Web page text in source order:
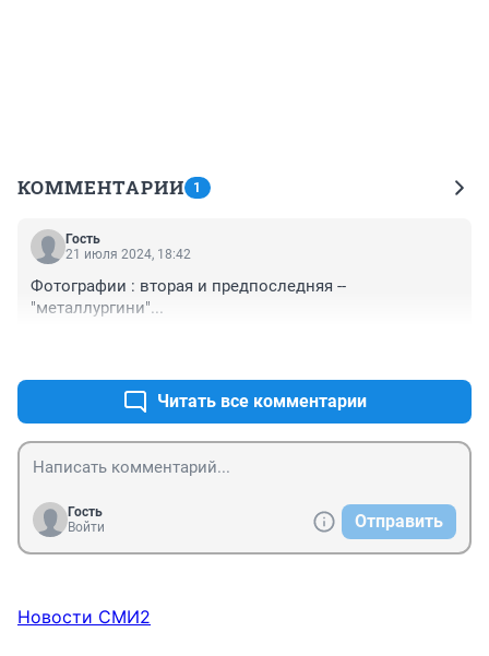
КОММЕНТАРИИ 1
Гость
21 июля 2024, 18:42
Фотографии : вторая и предпоследняя --
"металлургини"...
Читать все комментарии
Гость
Войти
Отправить
Новости СМИ2